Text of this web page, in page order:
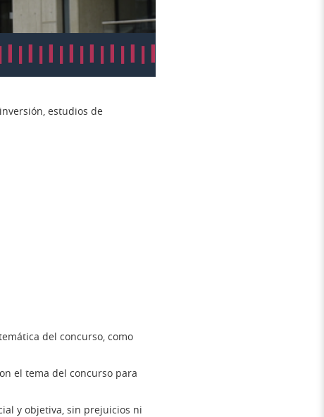
estudios de
del concurso, como
el tema del concurso para
y objetiva, sin prejuicios ni